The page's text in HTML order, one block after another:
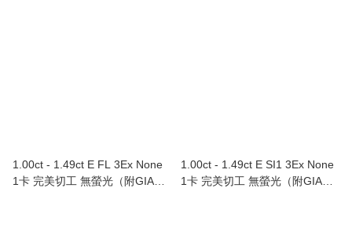
1.00ct - 1.49ct E FL 3Ex None
1卡 完美切工 無螢光（附GIA證
1.00ct - 1.49ct E SI1 3Ex None
1卡 完美切工 無螢光（附GIA證